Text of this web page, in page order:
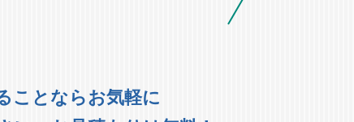
ことならお気軽に